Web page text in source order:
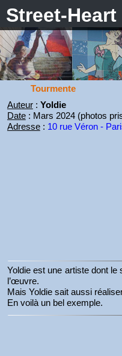
Street-Heart
Tourmente
Auteur: Yoldie
Date: Mars 2024 (photos
Adresse: 10 rue Véron -
Yoldie est une artiste dont le
l’œuvre.
Mais Yoldie sait aussi
En voilà un bel exemple.